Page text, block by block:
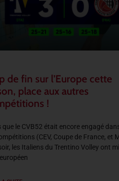
de fin sur l’Europe cette
place aux autres
!
que le CVB52 était encore engagé
(CEV, Coupe de France, et
les Italiens du Trentino Volley ont